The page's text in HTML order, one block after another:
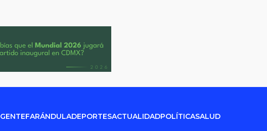
GENTEFARÁNDULADEPORTESACTUALIDADPOLÍTICASALUD